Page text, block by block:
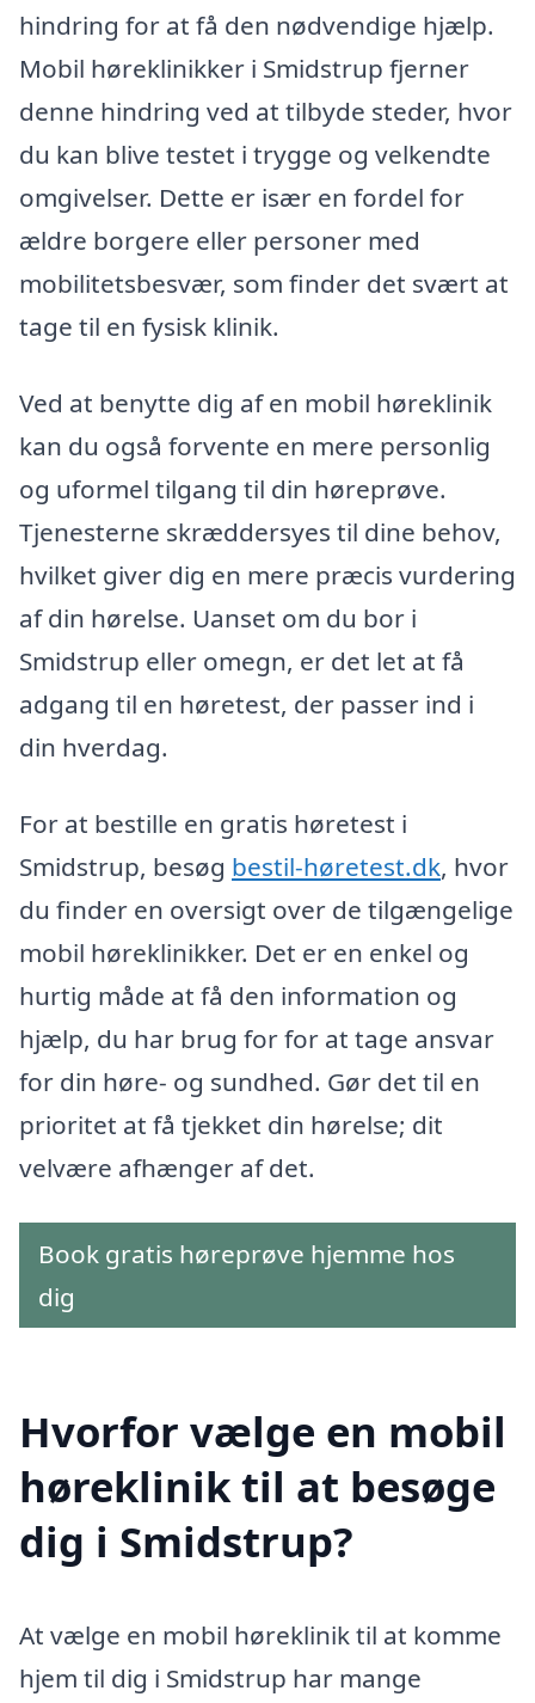
hindring for at få den nødvendige hjælp.
Mobil høreklinikker i Smidstrup fjerner
denne hindring ved at tilbyde steder, hvor
du kan blive testet i trygge og velkendte
omgivelser. Dette er især en fordel for
ældre borgere eller personer med
mobilitetsbesvær, som finder det svært at
tage til en fysisk klinik.
Ved at benytte dig af en mobil høreklinik
kan du også forvente en mere personlig
og uformel tilgang til din høreprøve.
Tjenesterne skræddersyes til dine behov,
hvilket giver dig en mere præcis vurdering
af din hørelse. Uanset om du bor i
Smidstrup eller omegn, er det let at få
adgang til en høretest, der passer ind i
din hverdag.
For at bestille en gratis høretest i
Smidstrup, besøg bestil-høretest.dk, hvor
du finder en oversigt over de tilgængelige
mobil høreklinikker. Det er en enkel og
hurtig måde at få den information og
hjælp, du har brug for for at tage ansvar
for din høre- og sundhed. Gør det til en
prioritet at få tjekket din hørelse; dit
velvære afhænger af det.
Book gratis høreprøve hjemme hos
dig
Hvorfor vælge en mobil
høreklinik til at besøge
dig i Smidstrup?
At vælge en mobil høreklinik til at komme
hjem til dig i Smidstrup har mange